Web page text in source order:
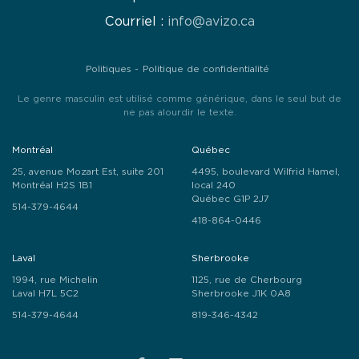
Courriel : info@avizo.ca
Politiques Politique de confidentialité
Le genre masculin est utilisé comme générique, dans le seul but de
ne pas alourdir le texte.
Montréal
25, avenue Mozart Est, suite 201
Montréal H2S 1B1
514-379-4644
Québec
4495, boulevard Wilfrid Hamel,
local 240
Québec G1P 2J7
418-864-0446
Laval
1994, rue Michelin
Laval H7L 5C2
514-379-4644
Sherbrooke
1125, rue de Cherbourg
Sherbrooke J1K 0A8
819-346-4342